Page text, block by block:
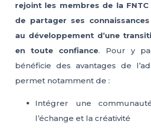
rejoint les membres de la FNTC
de partager ses
au développement d’une
en toute confiance. Pour y
bénéficie des avantages de
permet notamment de :
Intégrer une
l’échange et la créativité